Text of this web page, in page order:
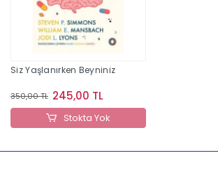
Siz Yaşlanırken Beyniniz
350,00 TL 245,00 TL
Stokta Yok